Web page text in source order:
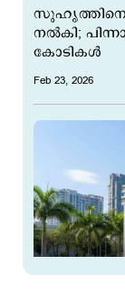
സുഹൃത്തിനെ
നല്‍കി;
കോടികള്‍
Feb 23, 2026